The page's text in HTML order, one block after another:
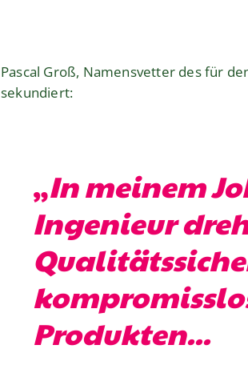
Pascal Groß, Namensvetter des für
sekundiert:
„In meinem
Ingenieur
Produkten...